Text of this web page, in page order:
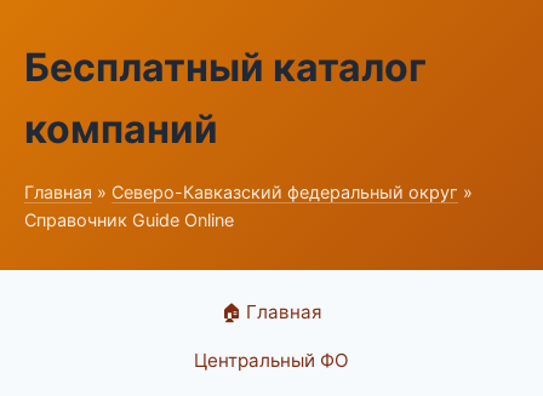
Бесплатный каталог
компаний
Главная » Северо-Кавказский федеральный округ »
Справочник Guide Online
🏠 Главная
Центральный ФО